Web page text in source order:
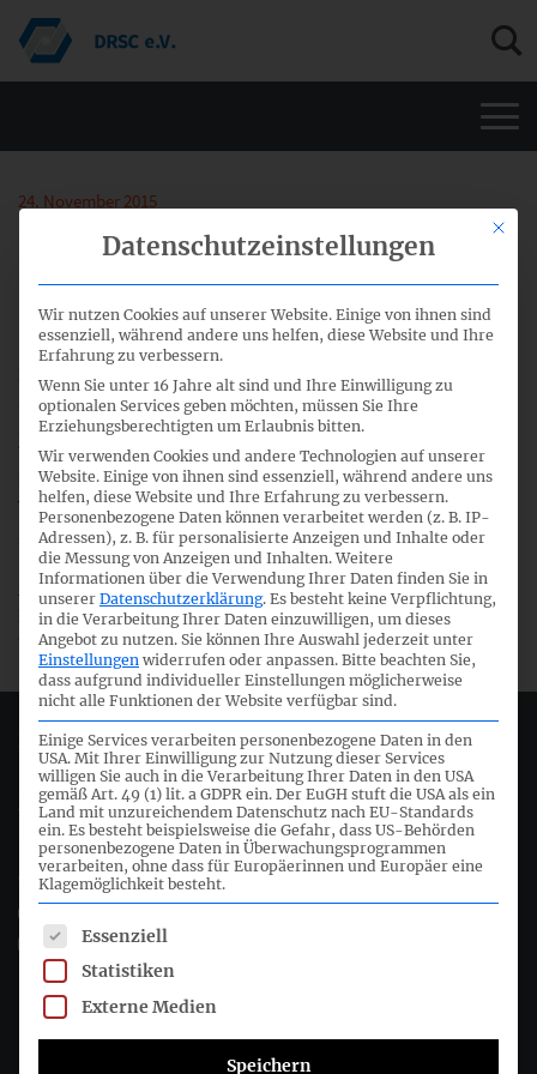
24. November 2015
Übernahme von Änderungen an IAS
16 und IAS 41
Die Europäische Union hat im Amtsblatt vom 24. November
2015 die Verordnung (EG)Nr. 2015/2113vom 23. November
2015 zur Änderung der Verordnung (EG) Nr. 1126/2008
betreffend die Übernahme bestimmter internationaler
Rechnungslegungsstandards in Übereinstimmung mit der
Verordnung (EG) Nr. 1606/2002 des Europäischen
Parlaments und des Rates veröffentlicht.
Mit dieser Verordnung werdenÄnderungen an IAS 16 und
IAS 41 Landwirtschaft: Fruchttragende Pflanzen
übernommen. (IAS 16 Sachanlagen / IAS 41 Landwirtschaft)
Deutsches Rechnungslegungs Standards Committee e.V.
Joachimsthaler Str. 34
10719 Berlin
+49 (0)30 20 64 12 - 0
info@drsc.de
Folgen Sie dem DRSC
Mit
Datenschutzeinstellungen
Wir nutzen Cookies auf unserer Website. Einige von ihnen sind
essenziell, während andere uns helfen, diese Website und Ihre
Erfahrung zu verbessern.
Wenn Sie unter 16 Jahre alt sind und Ihre Einwilligung zu
optionalen Services geben möchten, müssen Sie Ihre
Erziehungsberechtigten um Erlaubnis bitten.
Wir verwenden Cookies und andere Technologien auf unserer
Website. Einige von ihnen sind essenziell, während andere uns
helfen, diese Website und Ihre Erfahrung zu verbessern.
Personenbezogene Daten können verarbeitet werden (z. B. IP-
Adressen), z. B. für personalisierte Anzeigen und Inhalte oder
die Messung von Anzeigen und Inhalten. Weitere
Informationen über die Verwendung Ihrer Daten finden Sie in
unserer Datenschutzerklärung. Es besteht keine Verpflichtung,
in die Verarbeitung Ihrer Daten einzuwilligen, um dieses
Angebot zu nutzen. Sie können Ihre Auswahl jederzeit unter
Einstellungen widerrufen oder anpassen. Bitte beachten Sie,
dass aufgrund individueller Einstellungen möglicherweise
nicht alle Funktionen der Website verfügbar sind.
Einige Services verarbeiten personenbezogene Daten in den
USA. Mit Ihrer Einwilligung zur Nutzung dieser Services
willigen Sie auch in die Verarbeitung Ihrer Daten in den USA
gemäß Art. 49 (1) lit. a GDPR ein. Der EuGH stuft die USA als ein
Land mit unzureichendem Datenschutz nach EU-Standards
ein. Es besteht beispielsweise die Gefahr, dass US-Behörden
personenbezogene Daten in Überwachungsprogrammen
verarbeiten, ohne dass für Europäerinnen und Europäer eine
Klagemöglichkeit besteht.
Es folgt eine Liste der Service-Gruppen, für die eine
Essenziell
Statistiken
Externe Medien
Speichern